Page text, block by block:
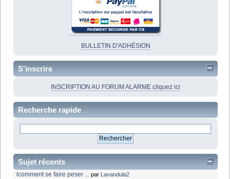
BULLETIN D'ADHÉSION
S'inscrire
INSCRIPTION AU FORUM ALARME cliquez ici
Recherche rapide
Sujet récents
lcomment se faire peser ... par
Lavandula2